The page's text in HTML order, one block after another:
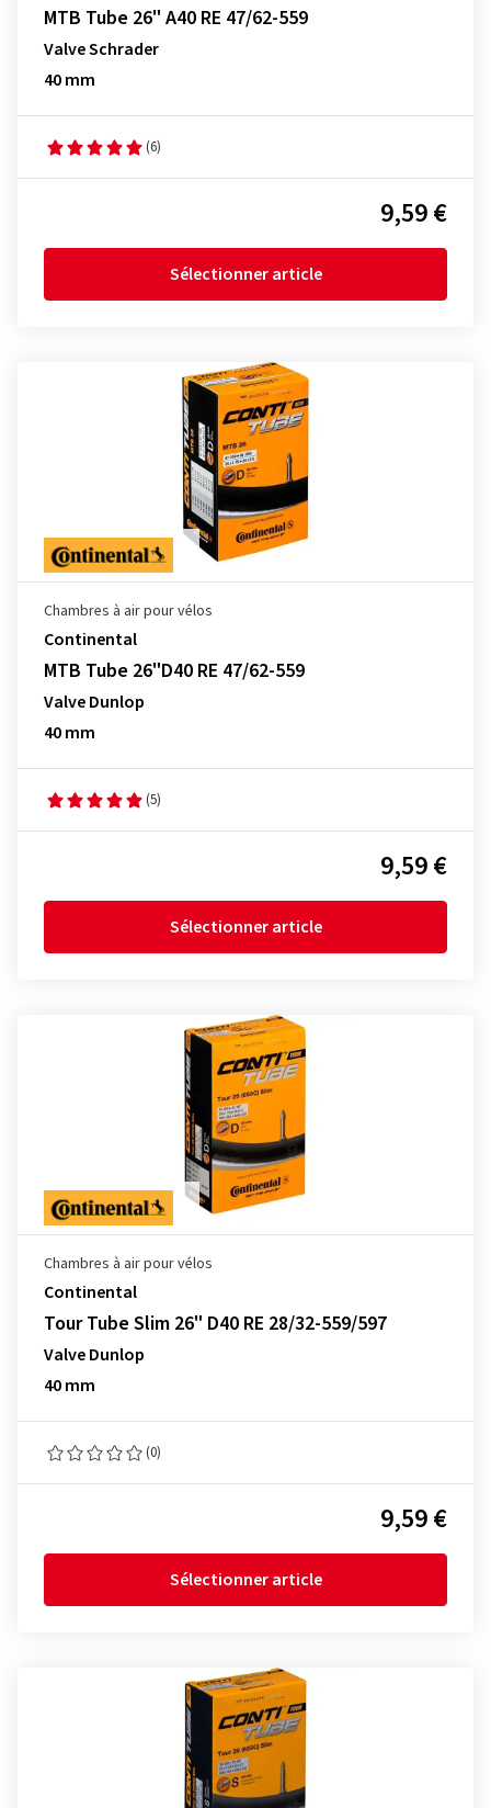
MTB Tube 26" A40 RE 47/62-559
Valve Schrader
40 mm
(6)
9,59 €
Sélectionner article
Chambres à air pour vélos
Continental
MTB Tube 26"D40 RE 47/62-559
Valve Dunlop
40 mm
(5)
9,59 €
Sélectionner article
Chambres à air pour vélos
Continental
Tour Tube Slim 26" D40 RE 28/32-559/597
Valve Dunlop
40 mm
(0)
9,59 €
Sélectionner article